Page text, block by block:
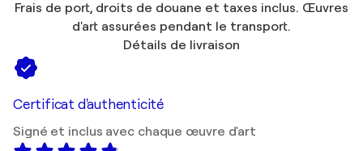
Frais de port, droits de douane et taxes inclus. Œuvres
d'art assurées pendant le transport.
Détails de livraison
Certificat d'authenticité
Signé et inclus avec chaque œuvre d'art